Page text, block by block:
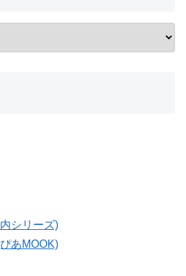
シリーズ)
あMOOK)